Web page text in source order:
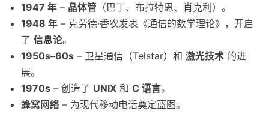
1947 年 – 晶体管 （巴丁、布拉特恩、肖克利）。
1948 年 – 克劳德·香农发表《通信的数学理论》，开启
了 信息论。
1950s–60s – 卫星通信（Telstar）和 激光技术 的进
展。
1970s – 创造了 UNIX 和 C 语言。
蜂窝网络 – 为现代移动电话奠定蓝图。